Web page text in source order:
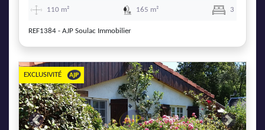
110 m² 165 m² 3
REF1384 - AJP Soulac Immobilier
Previous Next
EXCLUSIVITÉ Et si nous trouvions votre coup de cœur ?
×
Vous souhaitez